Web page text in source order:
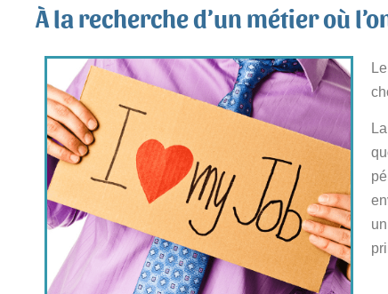
À la recherche d’un métier où